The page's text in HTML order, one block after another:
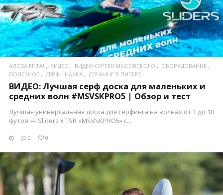
ПОСМОТРЕТЬ
АЛОХА ЕПТА! ВИДЕО ВИДЕО СЕРГЕЯ МЫСОВСКОГО
ОБОРУДОВАНИЕ
ПОЛЕЗНОЕ
СЕРФ - НАУКА СЕРФИНГ В ПИТЕРЕ
ВИДЕО: Лучшая серф доска для маленьких и
средних волн #MSVSKPRO5 | Обзор и тест
Лучшая универсальная доска для серфинга на волнах от 1 до 10
футов — Sliders x TSR «MSVSKPRO5» с...
0 0